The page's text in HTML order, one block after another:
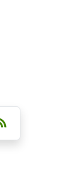
Telegram